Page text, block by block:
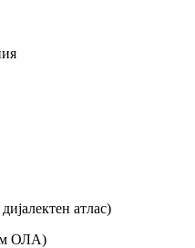
атлас)
ОЛА)